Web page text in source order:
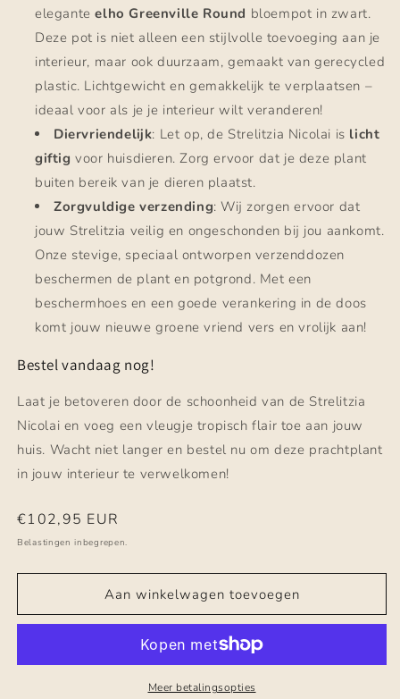
elegante elho Greenville Round bloempot in zwart.
Deze pot is niet alleen een stijlvolle toevoeging aan je
interieur, maar ook duurzaam, gemaakt van gerecycled
plastic. Lichtgewicht en gemakkelijk te verplaatsen –
ideaal voor als je je interieur wilt veranderen!
Diervriendelijk: Let op, de Strelitzia Nicolai is licht
giftig voor huisdieren. Zorg ervoor dat je deze plant
buiten bereik van je dieren plaatst.
Zorgvuldige verzending: Wij zorgen ervoor dat
jouw Strelitzia veilig en ongeschonden bij jou aankomt.
Onze stevige, speciaal ontworpen verzenddozen
beschermen de plant en potgrond. Met een
beschermhoes en een goede verankering in de doos
komt jouw nieuwe groene vriend vers en vrolijk aan!
Bestel vandaag nog!
Laat je betoveren door de schoonheid van de Strelitzia
Nicolai en voeg een vleugje tropisch flair toe aan jouw
huis. Wacht niet langer en bestel nu om deze prachtplant
in jouw interieur te verwelkomen!
Normale
prijs
€102,95 EUR
Belastingen inbegrepen.
Aan winkelwagen toevoegen
Meer betalingsopties